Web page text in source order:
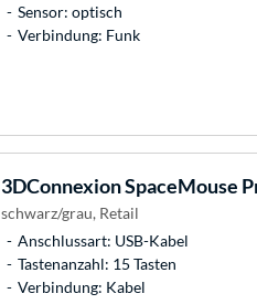
Sensor: optisch
Verbindung: Funk
3DConnexionSpaceMouse
schwarz/grau, Retail
Anschlussart: USB-Kabel
Tastenanzahl: 15 Tasten
Verbindung: Kabel